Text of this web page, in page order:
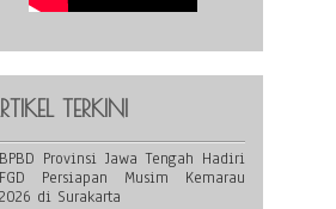
TERKINI
BPBD Provinsi Jawa Tengah Hadiri
FGD Persiapan Musim Kemarau
2026 di Surakarta